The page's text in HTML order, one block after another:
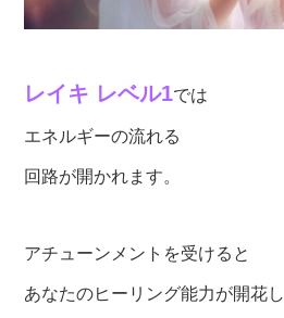
レイキ レベル1では
エネルギーの流れる
回路が開かれます。
アチューンメントを受けると
あなたのヒーリング能力が開花し